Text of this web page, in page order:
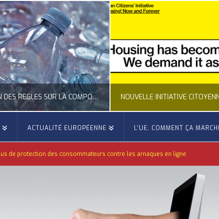
BOUTEILLES PLASTIQUES NOUVELLE INITIATIVE CITOYENNE EUROPÉENNE SUR LE LOGEMENT
ACTUALITÉ DE L'UNION EUROPÉENNE, ACTUALITÉ DE LA REPRÉSENTATION D’OCCITANIE EUROPE, CITOYENNETÉ, LOGEMENT
ACTUALITÉ EUROPÉENNE L’UE, COMMENT ÇA
de protection des consommateurs contre les arnaques en ligne